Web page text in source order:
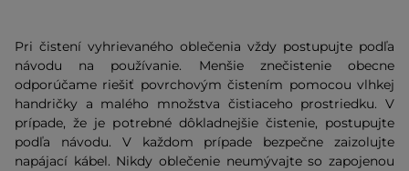
Pri čistení vyhrievaného oblečenia vždy postupujte podľa
návodu na používanie. Menšie znečistenie obecne
odporúčame riešiť povrchovým čistením pomocou vlhkej
handričky a malého množstva čistiaceho prostriedku. V
prípade, že je potrebné dôkladnejšie čistenie, postupujte
podľa návodu. V každom prípade bezpečne zaizolujte
napájací kábel. Nikdy oblečenie neumývajte so zapojenou